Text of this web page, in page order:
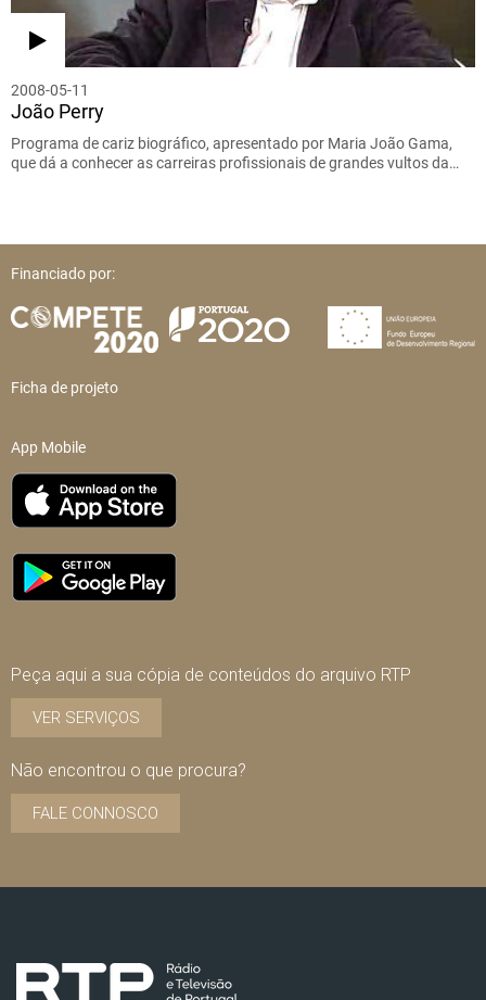
2008-05-11
João Perry
Programa de cariz biográfico, apresentado por Maria João Gama,
que dá a conhecer as carreiras profissionais de grandes vultos da…
Financiado por:
Ficha de projeto
App Mobile
Peça aqui a sua cópia de conteúdos do arquivo RTP
VER SERVIÇOS
Não encontrou o que procura?
FALE CONNOSCO